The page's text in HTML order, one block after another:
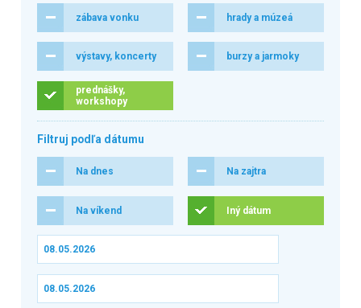
zábava vonku hrady a múzeá
výstavy, koncerty burzy a jarmoky
prednášky,
workshopy
Filtruj podľa dátumu
Na dnes Na zajtra
Na víkend Iný dátum